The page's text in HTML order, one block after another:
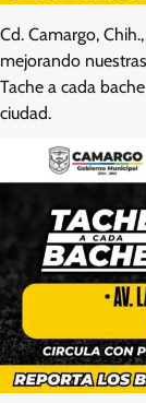
Cd. Camargo,
mejorando
Tache a cada
ciudad.